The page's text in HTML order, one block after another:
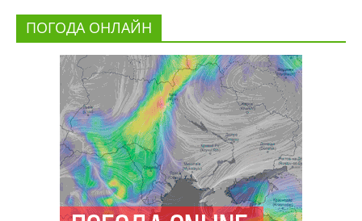
ПОГОДА ОНЛАЙН